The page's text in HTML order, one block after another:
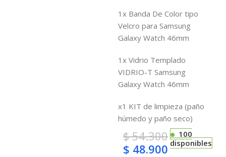
1x Banda De Color tipo
Velcro para Samsung
Galaxy Watch 46mm
1x Vidrio Templado
VIDRIO-T Samsung
Galaxy Watch 46mm
x1 KIT de limpieza (paño
húmedo y paño seco)
$54.300
$ 48.900
100
disponibles